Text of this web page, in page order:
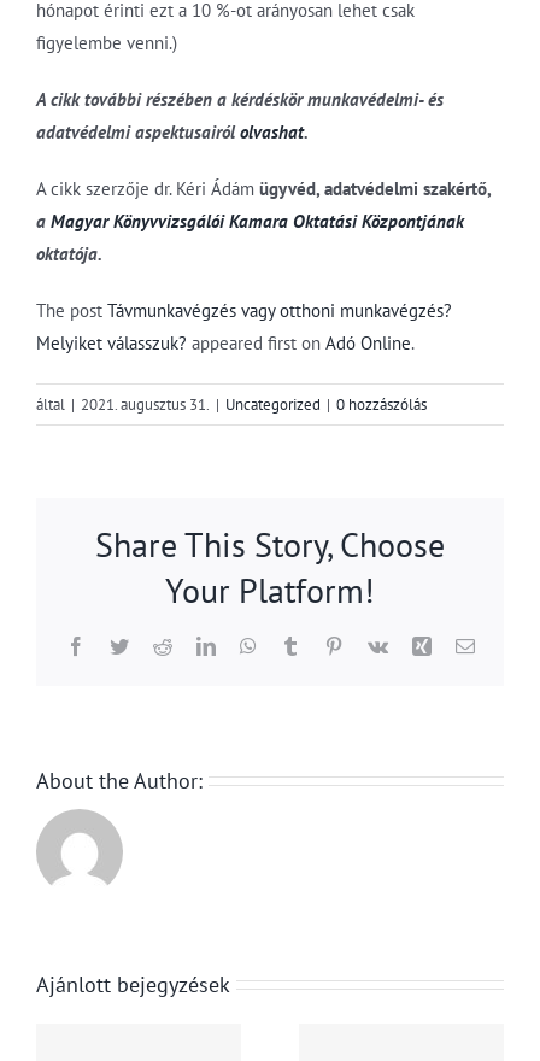
hónapot érinti ezt a 10 %-ot arányosan lehet csak
figyelembe venni.)
A cikk további részében a kérdéskör munkavédelmi- és
adatvédelmi aspektusairólolvashat.
A cikk szerzője dr. Kéri Ádám ügyvéd, adatvédelmi szakértő,
a Magyar Könyvvizsgálói Kamara Oktatási Központjának
oktatója.
The post Távmunkavégzés vagy otthoni munkavégzés?
Melyiket válasszuk? appeared first on Adó Online.
által | 2021. augusztus 31. | Uncategorized | 0 hozzászólás
Share This Story, Choose
Your Platform!
Facebook
TwitterRedditLinkedInWhatsApp
TumblrPinterest
Vk Xing Email:
About the Author:
Ajánlott bejegyzések
1480